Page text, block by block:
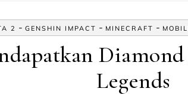
2 - GENSHIN IMPACT - MINECRAFT -
Legends